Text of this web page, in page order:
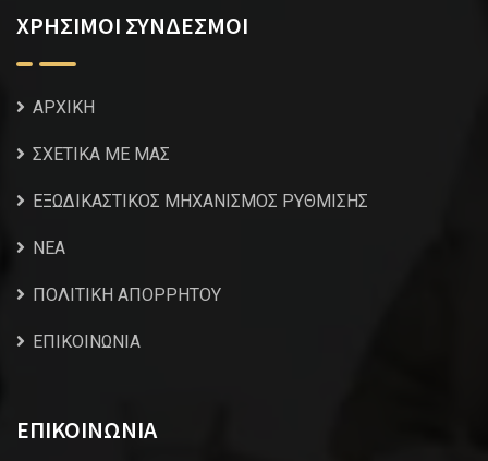
ΧΡΗΣΙΜΟΙ ΣΥΝΔΕΣΜΟΙ
ΑΡΧΙΚΗ
ΣΧΕΤΙΚΑ ΜΕ ΜΑΣ
ΕΞΩΔΙΚΑΣΤΙΚΟΣ ΜΗΧΑΝΙΣΜΟΣ ΡΥΘΜΙΣΗΣ
NEA
ΠΟΛΙΤΙΚΗ ΑΠΟΡΡΗΤΟΥ
ΕΠΙΚΟΙΝΩΝΙΑ
ΕΠΙΚΟΙΝΩΝΙΑ